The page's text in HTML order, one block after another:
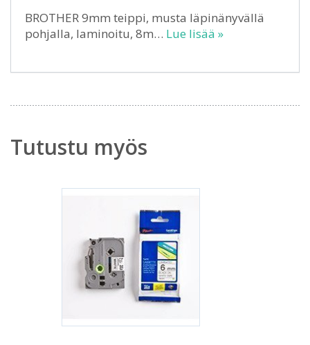
BROTHER 9mm teippi, musta läpinänyvällä
pohjalla, laminoitu, 8m… Lue lisää »
Tutustu myös